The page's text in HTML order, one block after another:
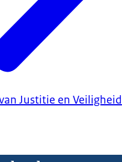
Justitie en Veiligheid